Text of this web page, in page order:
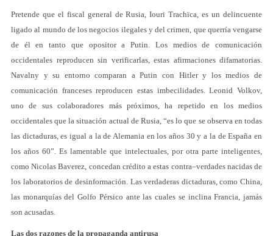
Pretende que el fiscal general de Rusia, Iouri Trachïca, es un delincuente
ligado al mundo de los negocios ilegales y del crimen, que querría vengarse
de él en tanto que opositor a Putin. Los medios de comunicación
occidentales reproducen sin verificarlas, estas afirmaciones difamatorias.
Navalny y su entorno comparan a Putin con Hitler y los medios de
comunicación franceses reproducen estas imbecilidades. Leonid Volkov,
uno de sus colaboradores más próximos, ha repetido en los medios
occidentales que la situación actual de Rusia, “es lo que se observa en todas
las dictaduras, es igual a la de Alemania en los años 30 y a la de España en
los años 60”. Es lamentable que intelectuales, por otra parte inteligentes,
como Nicolas Baverez, concedan crédito a estas contra–verdades nacidas de
los laboratorios de desinformación. Las verdaderas dictaduras, como China,
las monarquías del Golfo Pérsico ante las cuales se inclina Francia, jamás
son acusadas.
Las dos razones de la propaganda antirusa